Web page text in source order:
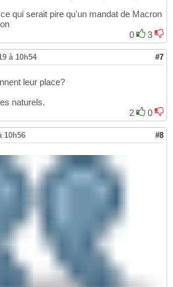
qui serait pire qu'un mandat de Macron
0
3
à 10h54 #7
leur place?
naturels.
2
0
10h56 #8